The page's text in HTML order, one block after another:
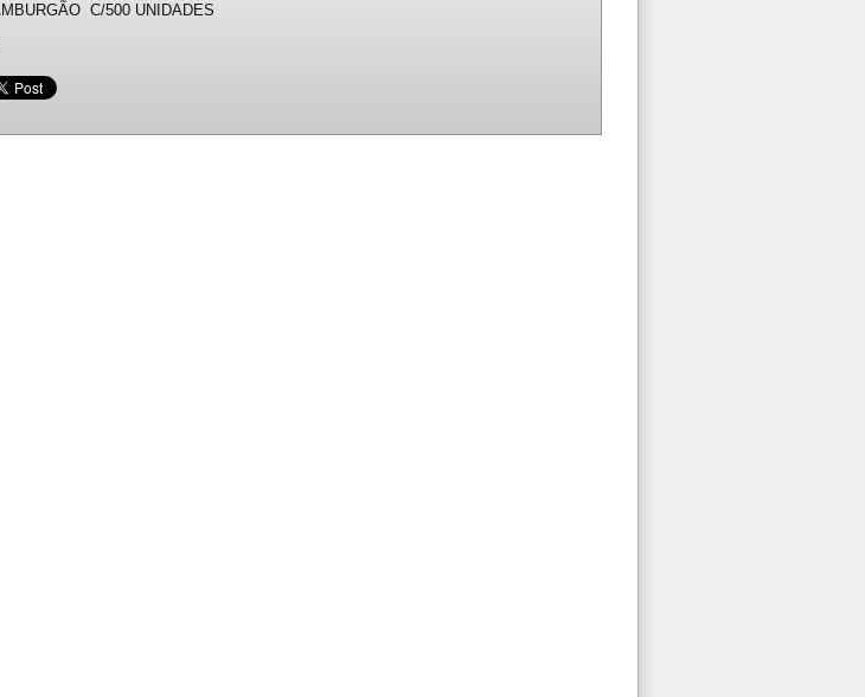
C/500 UNIDADES